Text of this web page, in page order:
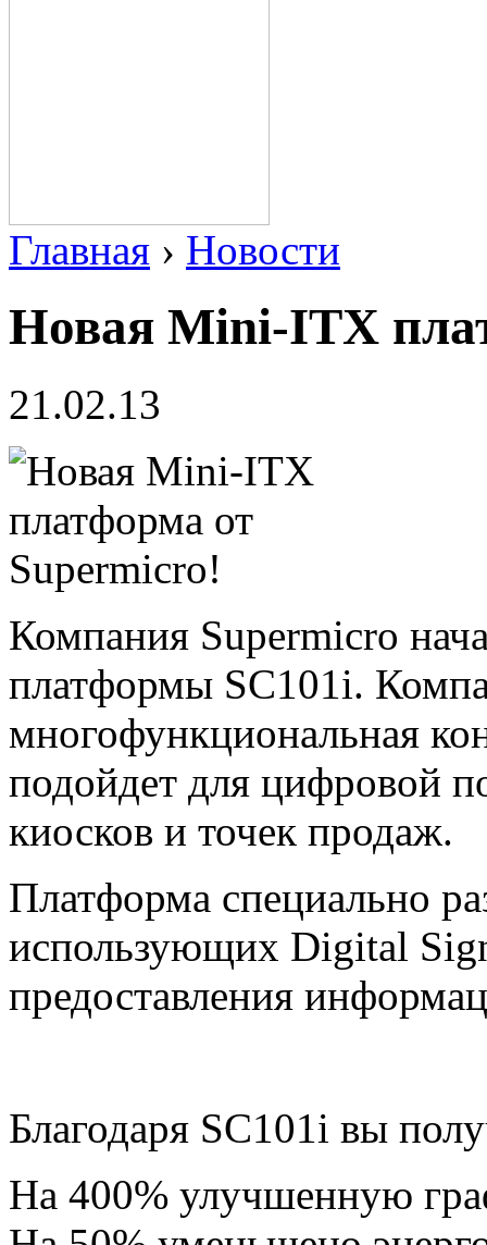
Главная › Новости
Новая Mini-ITX
21.02.13
Компания Supermicro
платформы SC101i.
многофункциональная
подойдет для цифровой
киосков и точек продаж.
Платформа специально
использующих Digital
предоставления
Благодаря SC101i вы
На 400% улучшенную